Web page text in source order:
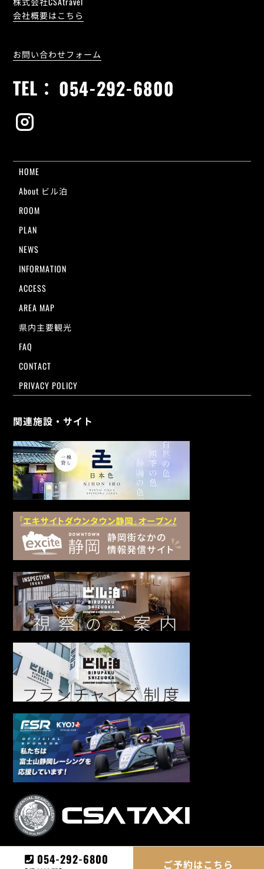
054-292-6800 ご予約はこちら
会社概要はこちら
お問い合わせフォーム
TEL： 054-292-6800
HOME
About ビル泊
ROOM
PLAN
NEWS
INFORMATION
ACCESS
AREA MAP
県内主要観光
FAQ
CONTACT
PRIVACY POLICY
関連施設・サイト
©BIRUPAKU.All Rights Reserved.